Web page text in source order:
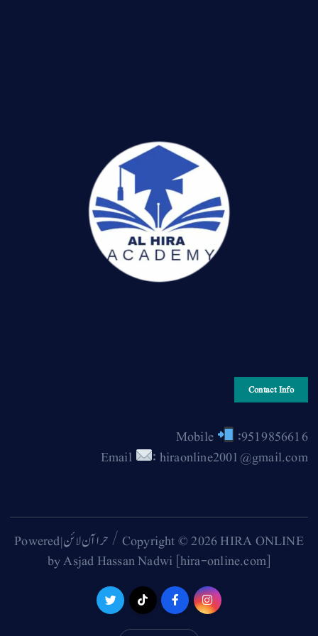
Contact Info
Mobile
:9519856616
Email
: hiraonline2001@gmail.com
Copyright © 2026 HIRA ONLINE / حرا آن لائن | Powered
by Asjad Hassan Nadwi [hira-online.com]